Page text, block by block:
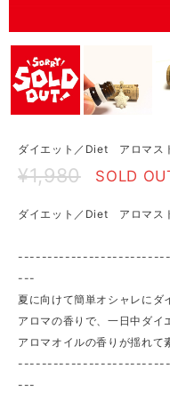
ダイエット／Diet アロマス
¥1,980 SOLD
ダイエット／Diet アロマス
---
夏に向けて簡単オシャレにダ
アロマの香りで、一日中ダ
アロマオイルの香りが揺れて
---